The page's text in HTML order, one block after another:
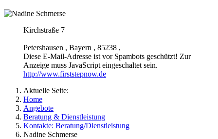
Kirchstraße 7
Petershausen , Bayern , 85238 ,
Diese E-Mail-Adresse ist vor Spambots geschützt! Zur
Anzeige muss JavaScript eingeschaltet sein.
http://www.firststepnow.de
Aktuelle Seite:
Home
Angebote
Beratung & Dienstleistung
Kontakte: Beratung/Dienstleistung
Nadine Schmerse